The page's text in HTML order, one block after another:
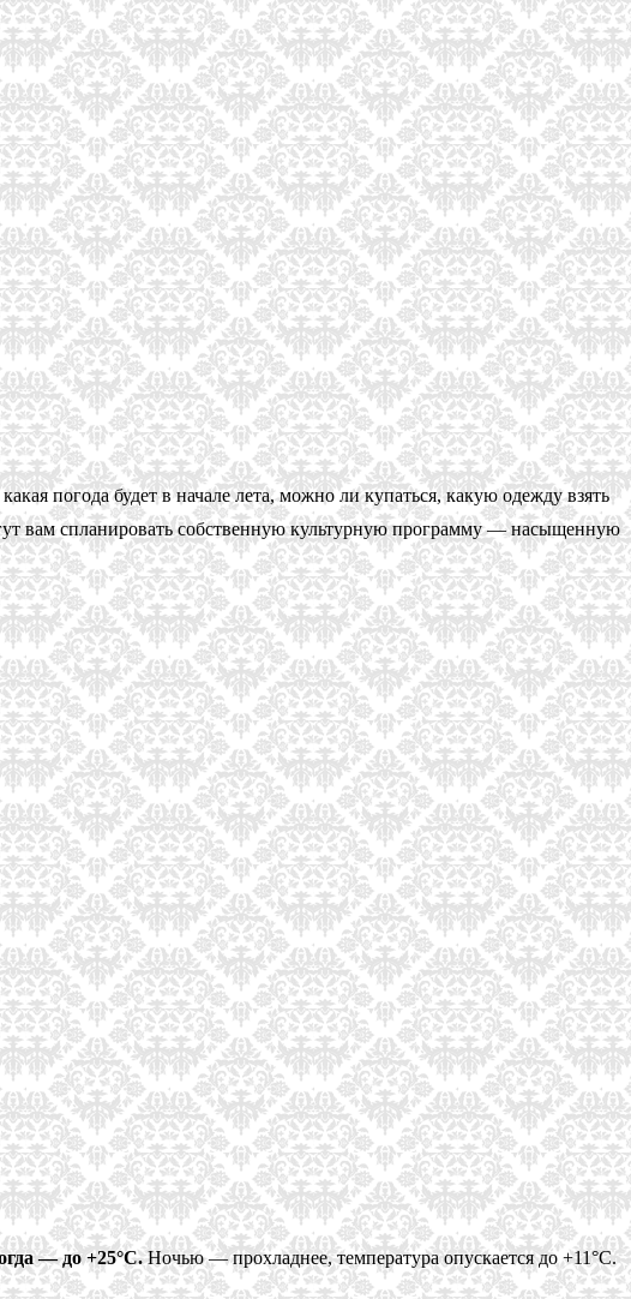
погода будет в начале лета, можно ли купаться, какую одежду взять
вам спланировать собственную культурную программу — насыщенную
— до +25°C.Ночью — прохладнее, температура опускается до +11°C.